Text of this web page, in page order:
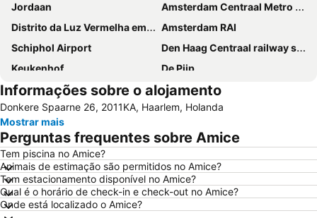
Jordaan
Amsterdam Centraal Metro Station
Distrito da Luz Vermelha em Amesterdão
Amsterdam RAI
Schiphol Airport
Den Haag Centraal railway station
Keukenhof
De Pijp
Dam
Amsterdam ArenA
Ziggo Dome
Anne Frank Museum
Utrecht Centraal Station
Sloterdijk
Leidseplein
Van Gogh Museum
Oud-Zuid
Jaarbeurs Utrecht
Haven Amsterdam
Scheveningen Beach
Stadium Galgenwaard
Cruzeiros Internacionais pelos Canais da Holanda
Informações sobre o alojamento
Donkere Spaarne 26, 2011KA, Haarlem, Holanda
Mostrar mais
Perguntas frequentes sobre Amice
Tem piscina no Amice?
Animais de estimação são permitidos no Amice?
Tem estacionamento disponível no Amice?
Qual é o horário de check-in e check-out no Amice?
Onde está localizado o Amice?